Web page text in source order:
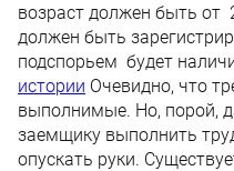
возраст должен быть от
должен быть
подспорьем будет
истории Очевидно, что
выполнимые. Но, порой,
заемщику выполнить
опускать руки.